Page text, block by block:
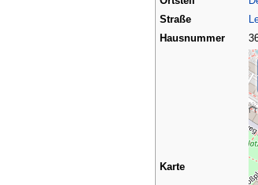
Straße
Hausnummer
Karte